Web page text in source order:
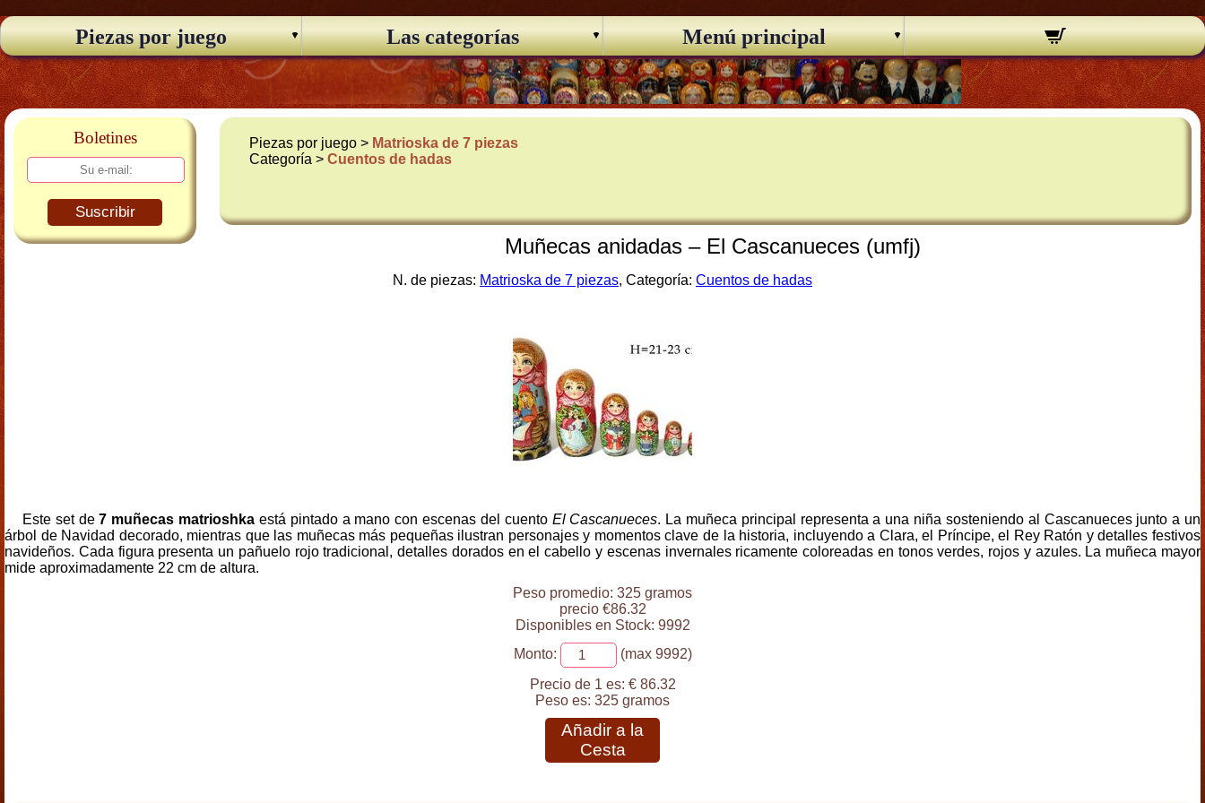
Piezas por juego Las categorías Menú principal
Boletines
Suscribir
Piezas por juego > Matrioska de 7 piezas
Categoría >Cuentos de hadas
Muñecas anidadas – El Cascanueces (umfj)
N. de piezas: Matrioska de 7 piezas, Categoría: Cuentos de hadas
Este set de7 muñecas matrioshka está pintado a mano con escenas del cuento El Cascanueces. La muñeca principal representa a una niña sosteniendo al Cascanueces junto a un
árbol de Navidad decorado, mientras que las muñecas más pequeñas ilustran personajes y momentos clave de la historia, incluyendo a Clara, el Príncipe, el Rey Ratón y detalles festivos
navideños. Cada figura presenta un pañuelo rojo tradicional, detalles dorados en el cabello y escenas invernales ricamente coloreadas en tonos verdes, rojos y azules. La muñeca mayor
mide aproximadamente 22 cm de altura.
Peso promedio: 325 gramos
precio €86.32
Disponibles en Stock: 9992
Monto:
(max 9992)
Precio de 1 es: € 86.32
Peso es: 325 gramos
Añadir a la
Cesta